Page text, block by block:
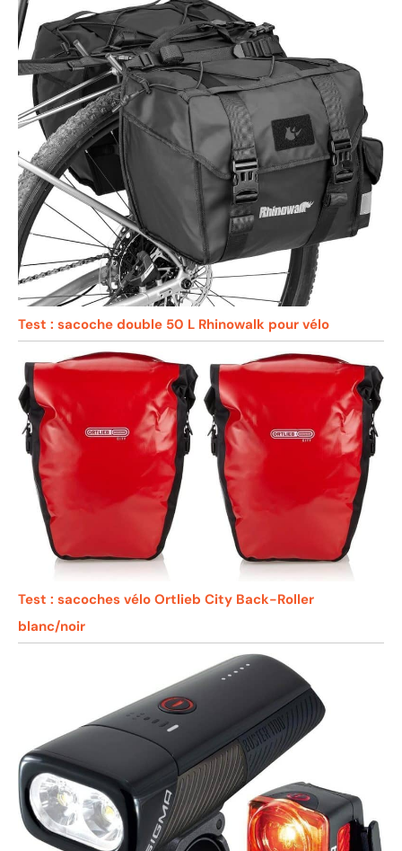
Test : sacoche double 50 L Rhinowalk pour vélo
Test : sacoches vélo Ortlieb City Back-Roller
blanc/noir